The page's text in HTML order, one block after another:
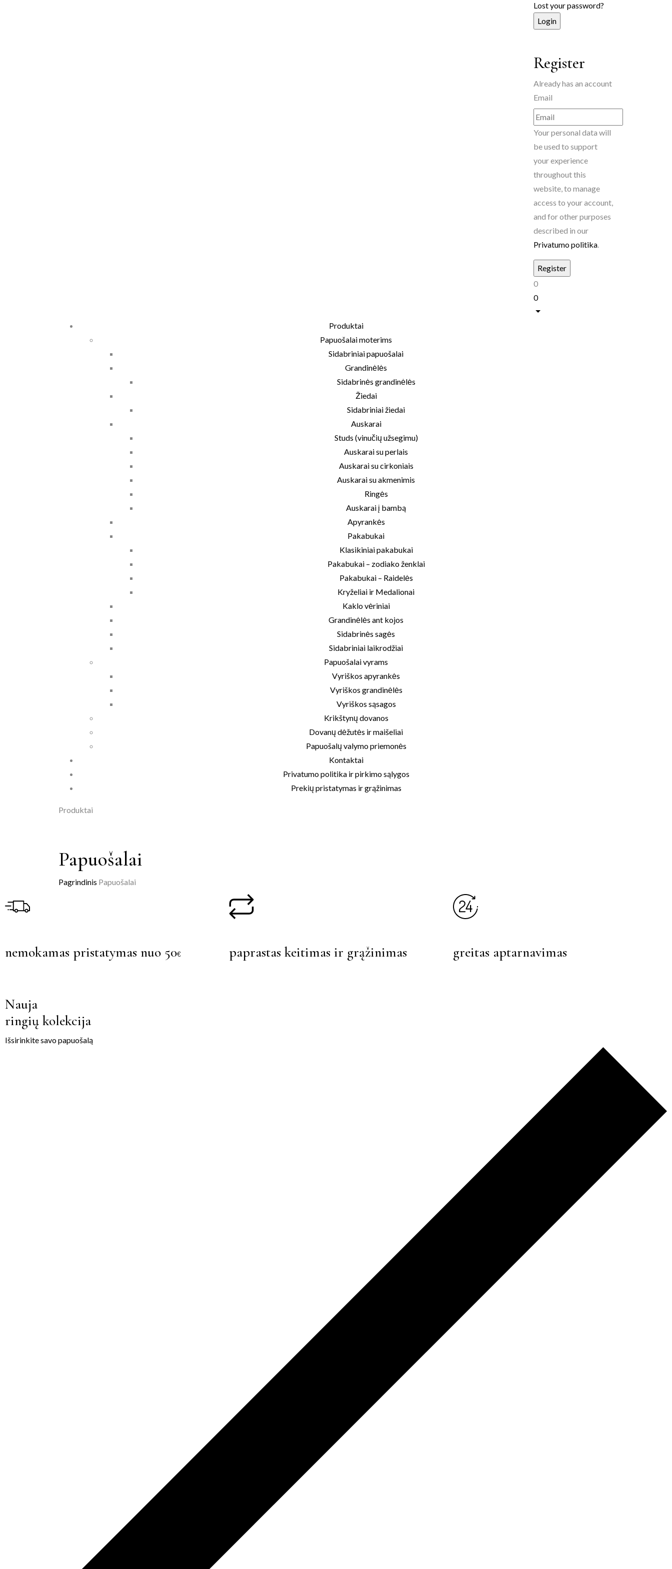
Lost your password?
Register
Already has an account
Email
Your personal data will
be used to support
your experience
throughout this
website, to manage
access to your account,
and for other purposes
described in our
Privatumo politika.
0
0
Produktai
Papuošalai moterims
Sidabriniai papuošalai
Grandinėlės
Sidabrinės grandinėlės
Žiedai
Sidabriniai žiedai
Auskarai
Studs (vinučių užsegimu)
Auskarai su perlais
Auskarai su cirkoniais
Auskarai su akmenimis
Ringės
Auskarai į bambą
Apyrankės
Pakabukai
Klasikiniai pakabukai
Pakabukai – zodiako ženklai
Pakabukai – Raidelės
Kryželiai ir Medalionai
Kaklo vėriniai
Grandinėlės ant kojos
Sidabrinės sagės
Sidabriniai laikrodžiai
Papuošalai vyrams
Vyriškos apyrankės
Vyriškos grandinėlės
Vyriškos sąsagos
Krikštynų dovanos
Dovanų dėžutės ir maišeliai
Papuošalų valymo priemonės
Kontaktai
Privatumo politika ir pirkimo sąlygos
Prekių pristatymas ir grąžinimas
Produktai
Papuošalai
Pagrindinis Papuošalai
nemokamas pristatymas nuo 50€ paprastas keitimas ir grąžinimas greitas aptarnavimas
Nauja
ringių kolekcija
Išsirinkite savo papuošalą